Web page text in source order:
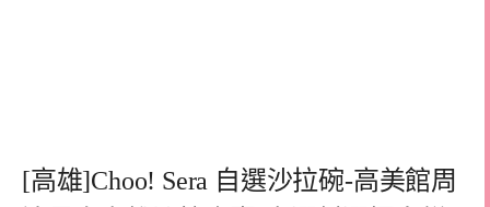
[高雄]Choo! Sera 自選沙拉碗-高美館周